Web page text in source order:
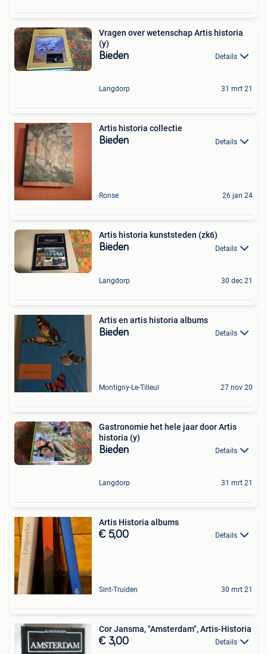
Vragen over wetenschap Artis historia
(y)
Bieden Details
Langdorp 31 mrt 21
Artis historia collectie
Bieden Details
Ronse 26 jan 24
Artis historia kunststeden (zk6)
Bieden Details
Langdorp 30 dec 21
Artis en artis historia albums
Bieden Details
Montigny-Le-Tilleul 27 nov 20
Gastronomie het hele jaar door Artis
historia (y)
Bieden Details
Langdorp 31 mrt 21
Artis Historia albums
€ 5,00 Details
Sint-Truiden 30 mrt 21
Cor Jansma, "Amsterdam", Artis-Historia
€ 3,00 Details